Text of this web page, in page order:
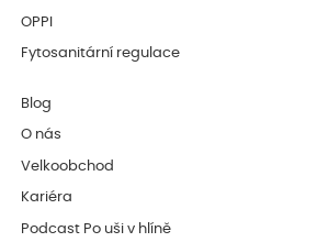
OPPI
Fytosanitární regulace
Blog
O nás
Velkoobchod
Kariéra
Podcast Po uši v hlíně